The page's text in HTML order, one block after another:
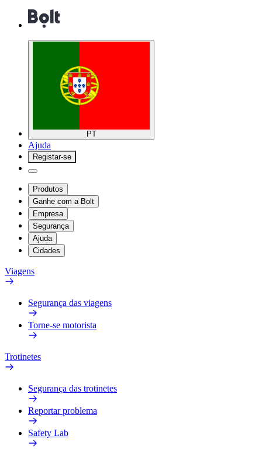
PT
Ajuda
Registar-se
Produtos
Ganhe com a Bolt
Empresa
Segurança
Ajuda
Cidades
Viagens
Segurança das viagens
Torne-se motorista
Trotinetes
Segurança das trotinetes
Reportar problema
Safety Lab